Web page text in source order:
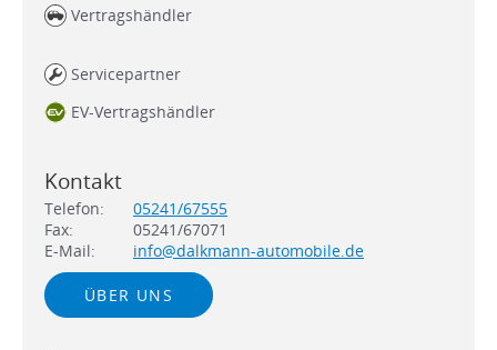
Vertragshändler
Servicepartner
EV-Vertragshändler
Kontakt
Telefon:
05241/67555
Fax:
05241/67071
E-Mail:
info@dalkmann-automobile.de
ÜBER UNS